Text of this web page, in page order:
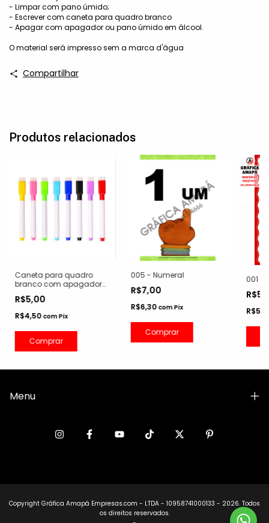
- Limpar com pano úmido;
- Escrever com caneta para quadro branco
- Apagar com apagador ou pano úmido em álcool.
O material será impresso sem a marca d'água
Compartilhar
Produtos relacionados
Caneta para quadro
branco com apagador
nossos cartazes
plastificados)
R$5,00
R$4,50 comPix
Comprar
005 - Numeral
R$7,00
R$6,30 comPix
Comprar
001 -
Menu
Copyright Gráfica Amapá Empresas.com - LTDA - 10958741000133 - 2026. Todos
os direitos reservados.